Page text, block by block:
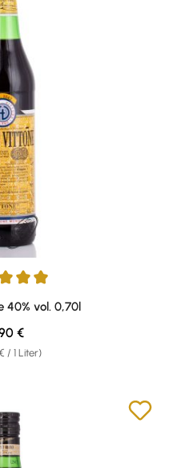
von 4.98 von 5 Sternen
40% vol. 0,70l
/ 1 Liter)
Preis:
€